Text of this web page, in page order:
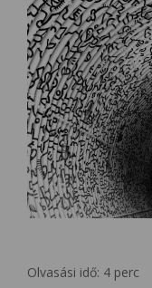
Olvasási idő: 4 perc